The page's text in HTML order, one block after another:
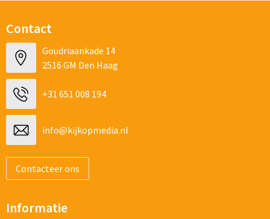
Contact
Goudriaankade 14
2516 GM Den Haag
+31 651 008 194
info@kijkopmedia.nl
Contacteer ons
Informatie